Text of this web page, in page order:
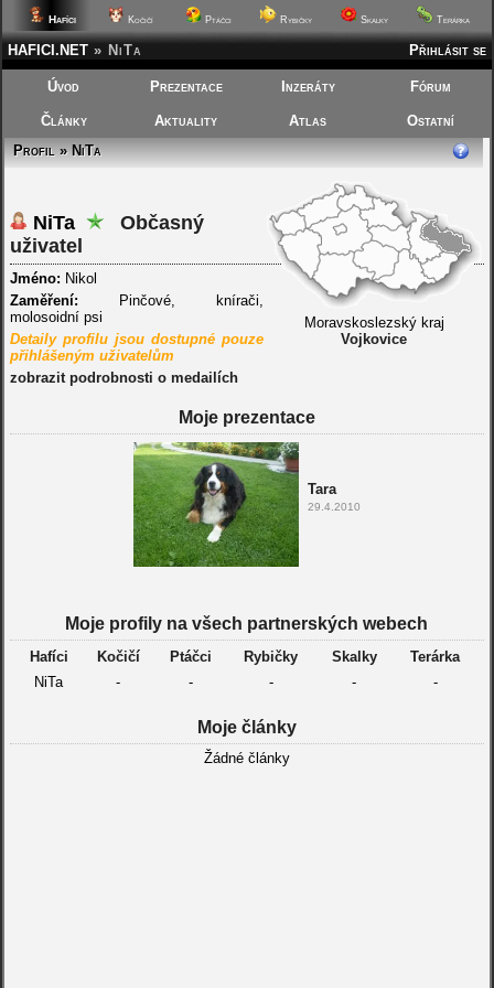
Hafíci Kočičí Ptáčci Rybičky Skalky Terárka
Přihlásit se
HAFICI.NET » NiTa
Úvod Prezentace Inzeráty Fórum
Články Aktuality Atlas
Ostatní
Profil » NiTa
Moravskoslezský kraj
Vojkovice
NiTa
Občasný
uživatel
Jméno: Nikol
Zaměření: Pinčové, knírači,
molosoidní psi
Detaily profilu jsou dostupné pouze
přihlášeným uživatelům
zobrazit podrobnosti o medailích
Moje prezentace
Tara
29.4.2010
Moje profily na všech partnerských webech
Hafíci Kočičí Ptáčci Rybičky Skalky
Terárka
NiTa
- - - - -
Moje články
Žádné články